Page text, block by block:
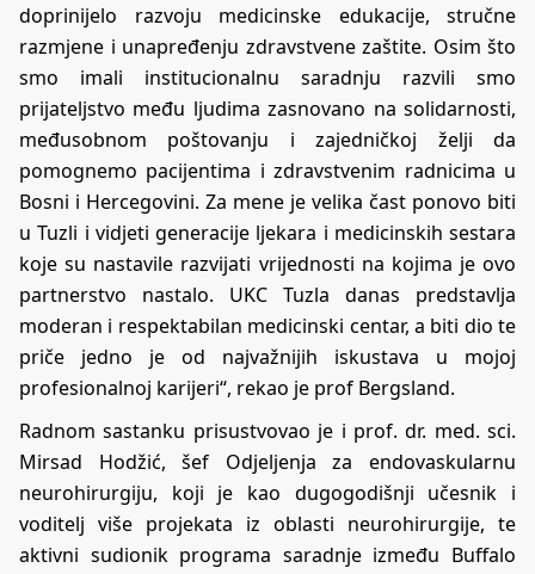
doprinijelo razvoju medicinske edukacije, stručne
razmjene i unapređenju zdravstvene zaštite. Osim što
smo imali institucionalnu saradnju razvili smo
prijateljstvo među ljudima zasnovano na solidarnosti,
međusobnom poštovanju i zajedničkoj želji da
pomognemo pacijentima i zdravstvenim radnicima u
Bosni i Hercegovini. Za mene je velika čast ponovo biti
u Tuzli i vidjeti generacije ljekara i medicinskih sestara
koje su nastavile razvijati vrijednosti na kojima je ovo
partnerstvo nastalo. UKC Tuzla danas predstavlja
moderan i respektabilan medicinski centar, a biti dio te
priče jedno je od najvažnijih iskustava u mojoj
profesionalnoj karijeri“, rekao je prof Bergsland.
Radnom sastanku prisustvovao je i prof. dr. med. sci.
Mirsad Hodžić, šef Odjeljenja za endovaskularnu
neurohirurgiju, koji je kao dugogodišnji učesnik i
voditelj više projekata iz oblasti neurohirurgije, te
aktivni sudionik programa saradnje između Buffalo